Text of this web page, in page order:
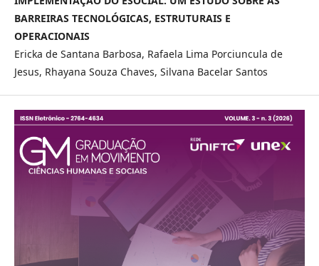
BARREIRAS TECNOLÓGICAS, ESTRUTURAIS E
OPERACIONAIS
Ericka de Santana Barbosa, Rafaela Lima Porciuncula de
Jesus, Rhayana Souza Chaves, Silvana Bacelar Santos